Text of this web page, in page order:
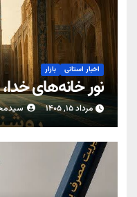
اخبار استانی بازار
نور خانه‌های
مرداد ۱۵, ۱۴۰۵